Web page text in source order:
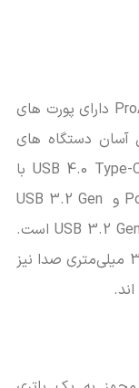
لپ تاپ ایسوس ProArt P16 OLED H7606WI دارای پورت‌ های
آسان دستگاه‌ های
مختلف را می ‌دهد. این پورت‌ ها شامل USB 4.0 Type-C با
پشتیبانی از DisplayPort و Power Delivery و USB 3.2 Gen
2 Type-C و همچنین دو عدد USB 3.2 Gen 2 Type-A است.
یک درگاه HDMI ، کارت‌خوان SD و جک 3.5 میلی‌متری صدا نیز